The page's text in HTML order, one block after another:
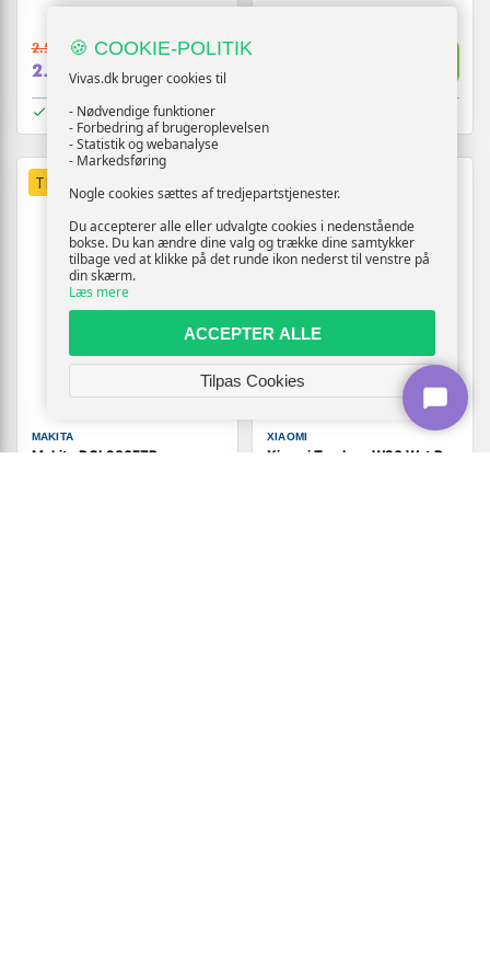
2.519,-
2.219,- Vis
På lager
TILBUD
MAKITA
Makita DCL286FZB
TILBUD
XIAOMI
Xiaomi Truclean W20 Wet Dry
🍪 COOKIE-POLITIK
Vivas.dk bruger cookies til
- Nødvendige funktioner
- Forbedring af brugeroplevelsen
- Statistik og webanalyse
- Markedsføring
Nogle cookies sættes af tredjepartstjenester.
Du accepterer alle eller udvalgte cookies i nedenstående
bokse. Du kan ændre dine valg og trække dine samtykker
tilbage ved at klikke på det runde ikon nederst til venstre på
din skærm.
Læs mere
ACCEPTER ALLE
Tilpas Cookies